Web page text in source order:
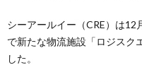
シーアールイー（CRE）は
で新たな物流施設「ロジス
した。